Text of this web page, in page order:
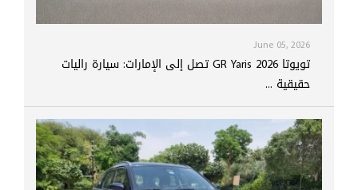
June 05, 2026
تويوتا GR Yaris 2026 تصل إلى الإمارات: سيارة راليات
حقيقية ...